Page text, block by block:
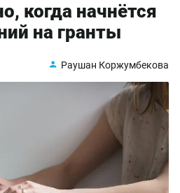
когда начнётся
на гранты
Раушан Коржумбекова